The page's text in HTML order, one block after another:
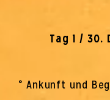
Tag 1 / 30.
° Ankunft und